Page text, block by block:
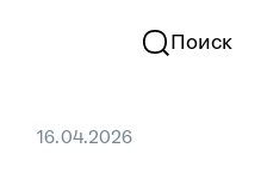
Поиск
16.04.2026